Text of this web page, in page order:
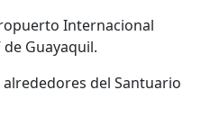
Internacional
de Guayaquil.
alrededores del Santuario